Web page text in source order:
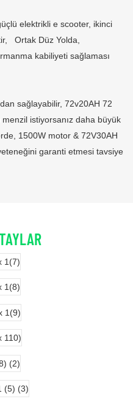
elektrikli e scooter, ikinci
Ortak Düz Yolda,
kabiliyeti sağlaması
sağlayabilir, 72v20AH 72
istiyorsanız daha büyük
1500W motor & 72V30AH
garanti etmesi tavsiye